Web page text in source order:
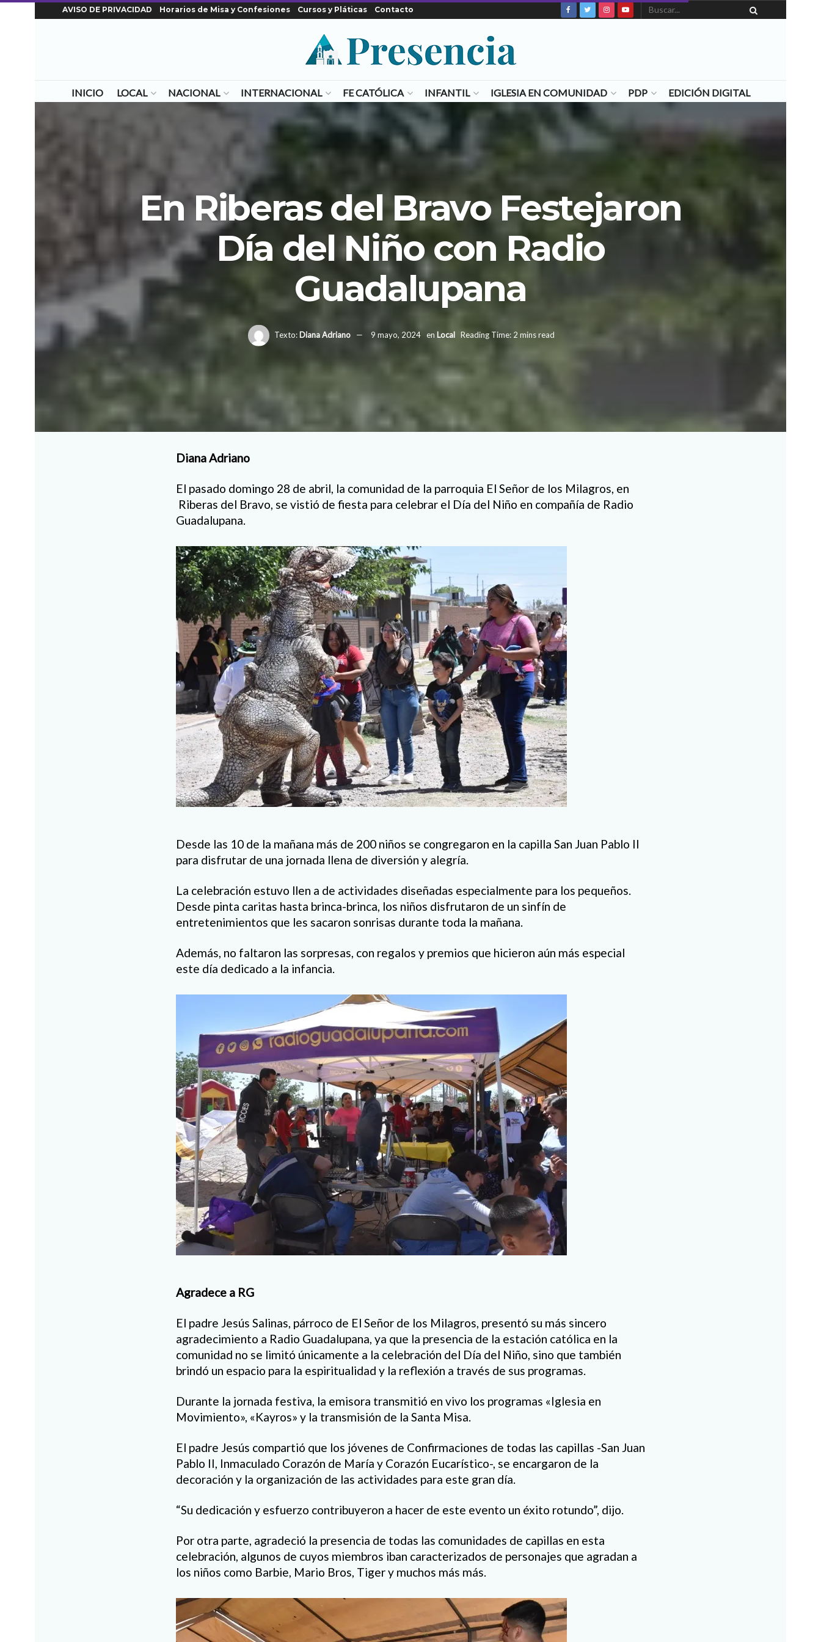
AVISO DE PRIVACIDAD Horarios de Misa y Confesiones Cursos y Pláticas Contacto
INICIO LOCAL NACIONAL INTERNACIONAL FE CATÓLICA INFANTIL IGLESIA EN COMUNIDAD PDP EDICIÓN DIGITAL
En Riberas del Bravo Festejaron
Día del Niño con Radio
Guadalupana
Texto: Diana Adriano 9 mayo, 2024 en Local Reading Time: 2 mins read
Diana Adriano
El pasado domingo 28 de abril, la comunidad de la parroquia El Señor de los Milagros, en
Riberas del Bravo, se vistió de fiesta para celebrar el Día del Niño en compañía de Radio
Guadalupana.
Desde las 10 de la mañana más de 200 niños se congregaron en la capilla San Juan Pablo II
para disfrutar de una jornada llena de diversión y alegría.
La celebración estuvo llen a de actividades diseñadas especialmente para los pequeños.
Desde pinta caritas hasta brinca-brinca, los niños disfrutaron de un sinfín de
entretenimientos que les sacaron sonrisas durante toda la mañana.
Además, no faltaron las sorpresas, con regalos y premios que hicieron aún más especial
este día dedicado a la infancia.
Agradece a RG
El padre Jesús Salinas, párroco de El Señor de los Milagros, presentó su más sincero
agradecimiento a Radio Guadalupana, ya que la presencia de la estación católica en la
comunidad no se limitó únicamente a la celebración del Día del Niño, sino que también
brindó un espacio para la espiritualidad y la reflexión a través de sus programas.
Durante la jornada festiva, la emisora transmitió en vivo los programas «Iglesia en
Movimiento», «Kayros» y la transmisión de la Santa Misa.
El padre Jesús compartió que los jóvenes de Confirmaciones de todas las capillas -San Juan
Pablo II, Inmaculado Corazón de María y Corazón Eucarístico-, se encargaron de la
decoración y la organización de las actividades para este gran día.
“Su dedicación y esfuerzo contribuyeron a hacer de este evento un éxito rotundo”, dijo.
Por otra parte, agradeció la presencia de todas las comunidades de capillas en esta
celebración, algunos de cuyos miembros iban caracterizados de personajes que agradan a
los niños como Barbie, Mario Bros, Tiger y muchos más más.